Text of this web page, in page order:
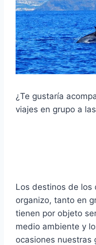
¿Te gustaría
viajes en grupo a
Los destinos de los
organizo, tanto en
tienen por objeto
medio ambiente y
ocasiones nuestras